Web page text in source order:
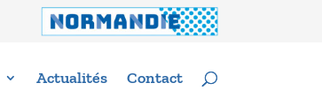
Actualités Contact